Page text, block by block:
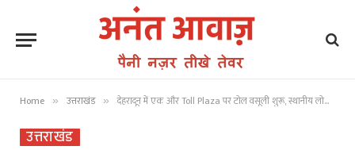
Home » उत्तराखंड » देहरादून में एक और Toll Plaza पर टोल वसूली शुरू, स्थानीय लोगों के लिए इतने रुपयों मासिक पास की सुविधा
उत्तराखंड